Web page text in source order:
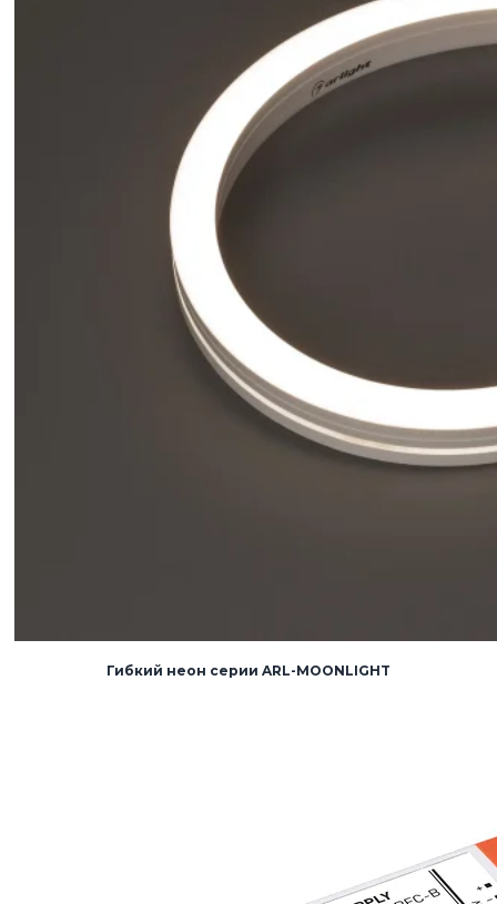
Гибкий неон серии ARL-MOONLIGHT